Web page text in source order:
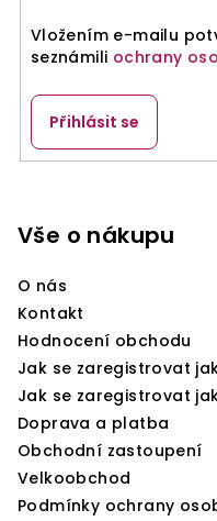
Vložením e-mailu
seznámili ochrany
Přihlásit se
Vše o nákupu
O nás
Kontakt
Hodnocení obchodu
Jak se zaregistrovat
Jak se zaregistrovat
Doprava a platba
Obchodní zastoupení
Velkoobchod
Podmínky ochrany